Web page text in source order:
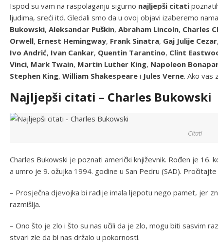
Ispod su vam na raspolaganju sigurno najljepši citati
ljudima, sreći itd. Gledali smo da u ovoj objavi izaberemo
Bukowski, Aleksandar Puškin, Abraham Lincoln, Charles
Orwell, Ernest Hemingway, Frank Sinatra, Gaj Julije Cezar
Ivo Andrić, Ivan Cankar, Quentin Tarantino, Clint
Vinci, Mark Twain, Martin Luther King, Napoleon
Stephen King, William Shakespeare i Jules Verne. Ako vas
Najljepši citati – Charles Bukowski
Citati
Charles Bukowski je poznati američki književnik. Rođen je 16.
a umro je 9. ožujka 1994. godine u San Pedru (SAD).
– Prosječna djevojka bi radije imala ljepotu nego pamet, jer
razmišlja.
– Ono što je zlo i što su nas učili da je zlo, mogu biti sasvim
stvari zle da bi nas držalo u pokornosti.